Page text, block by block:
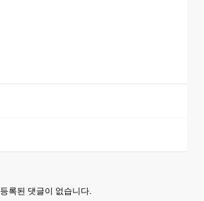
등록된 댓글이 없습니다.